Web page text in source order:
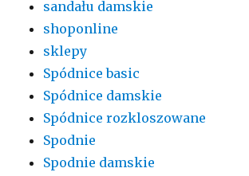
sandału damskie
shoponline
sklepy
Spódnice basic
Spódnice damskie
Spódnice rozkloszowane
Spodnie
Spodnie damskie